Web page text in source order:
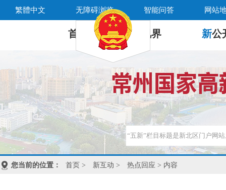
繁體中文 无障碍浏览 智能问答 网站
首 页 新 视界 新公
您当前的位置： 首页 > 新互动 > 热点回应 > 内容